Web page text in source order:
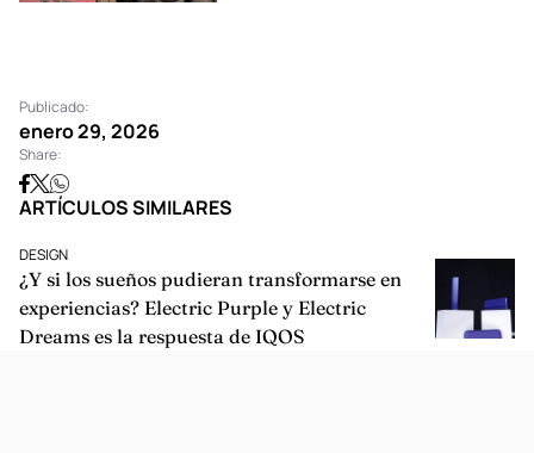
Publicado:
enero 29, 2026
Share:
ARTÍCULOS SIMILARES